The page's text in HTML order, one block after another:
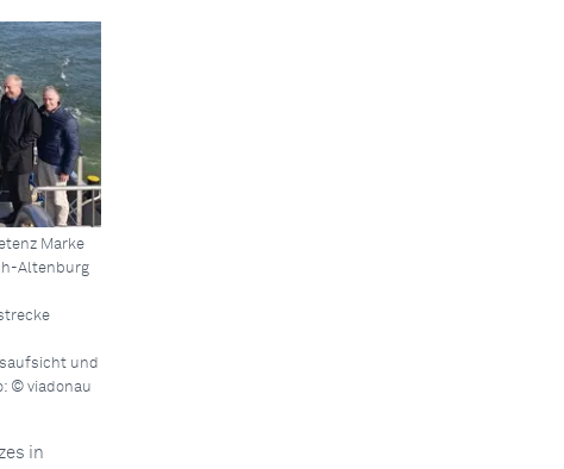
Marke
Altenburg
und
© viadonau
in